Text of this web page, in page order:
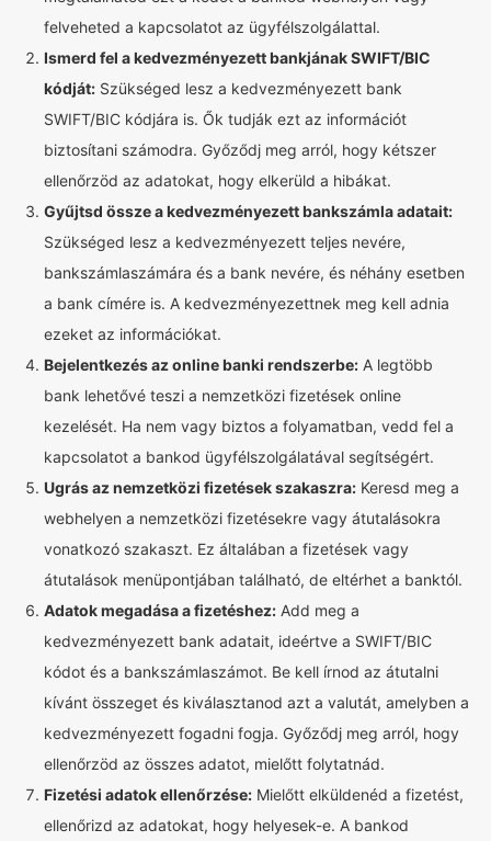
felveheted a kapcsolatot az ügyfélszolgálattal.
Ismerd fel a kedvezményezett bankjának SWIFT/BIC
kódját: Szükséged lesz a kedvezményezett bank
SWIFT/BIC kódjára is. Ők tudják ezt az információt
biztosítani számodra. Győződj meg arról, hogy kétszer
ellenőrzöd az adatokat, hogy elkerüld a hibákat.
Gyűjtsd össze a kedvezményezett bankszámla adatait:
Szükséged lesz a kedvezményezett teljes nevére,
bankszámlaszámára és a bank nevére, és néhány esetben
a bank címére is. A kedvezményezettnek meg kell adnia
ezeket az információkat.
Bejelentkezés az online banki rendszerbe: A legtöbb
bank lehetővé teszi a nemzetközi fizetések online
kezelését. Ha nem vagy biztos a folyamatban, vedd fel a
kapcsolatot a bankod ügyfélszolgálatával segítségért.
Ugrás az nemzetközi fizetések szakaszra: Keresd meg a
webhelyen a nemzetközi fizetésekre vagy átutalásokra
vonatkozó szakaszt. Ez általában a fizetések vagy
átutalások menüpontjában található, de eltérhet a banktól.
Adatok megadása a fizetéshez: Add meg a
kedvezményezett bank adatait, ideértve a SWIFT/BIC
kódot és a bankszámlaszámot. Be kell írnod az átutalni
kívánt összeget és kiválasztanod azt a valutát, amelyben a
kedvezményezett fogadni fogja. Győződj meg arról, hogy
ellenőrzöd az összes adatot, mielőtt folytatnád.
Fizetési adatok ellenőrzése: Mielőtt elküldenéd a fizetést,
ellenőrizd az adatokat, hogy helyesek-e. A bankod